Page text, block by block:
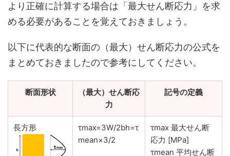
より正確に計算する場合は「最大せん断応力」を求
める必要があることを覚えておきましょう。
以下に代表的な断面の（最大）せん断応力の公式を
まとめておきましたので参考にしてください。
断面形状
（最大）せん断応
力
記号の定義
長方形
τmax=3W/2bh=τ
mean×3/2
τmax 最大せん断
応力 [MPa]
τmean 平均せん断